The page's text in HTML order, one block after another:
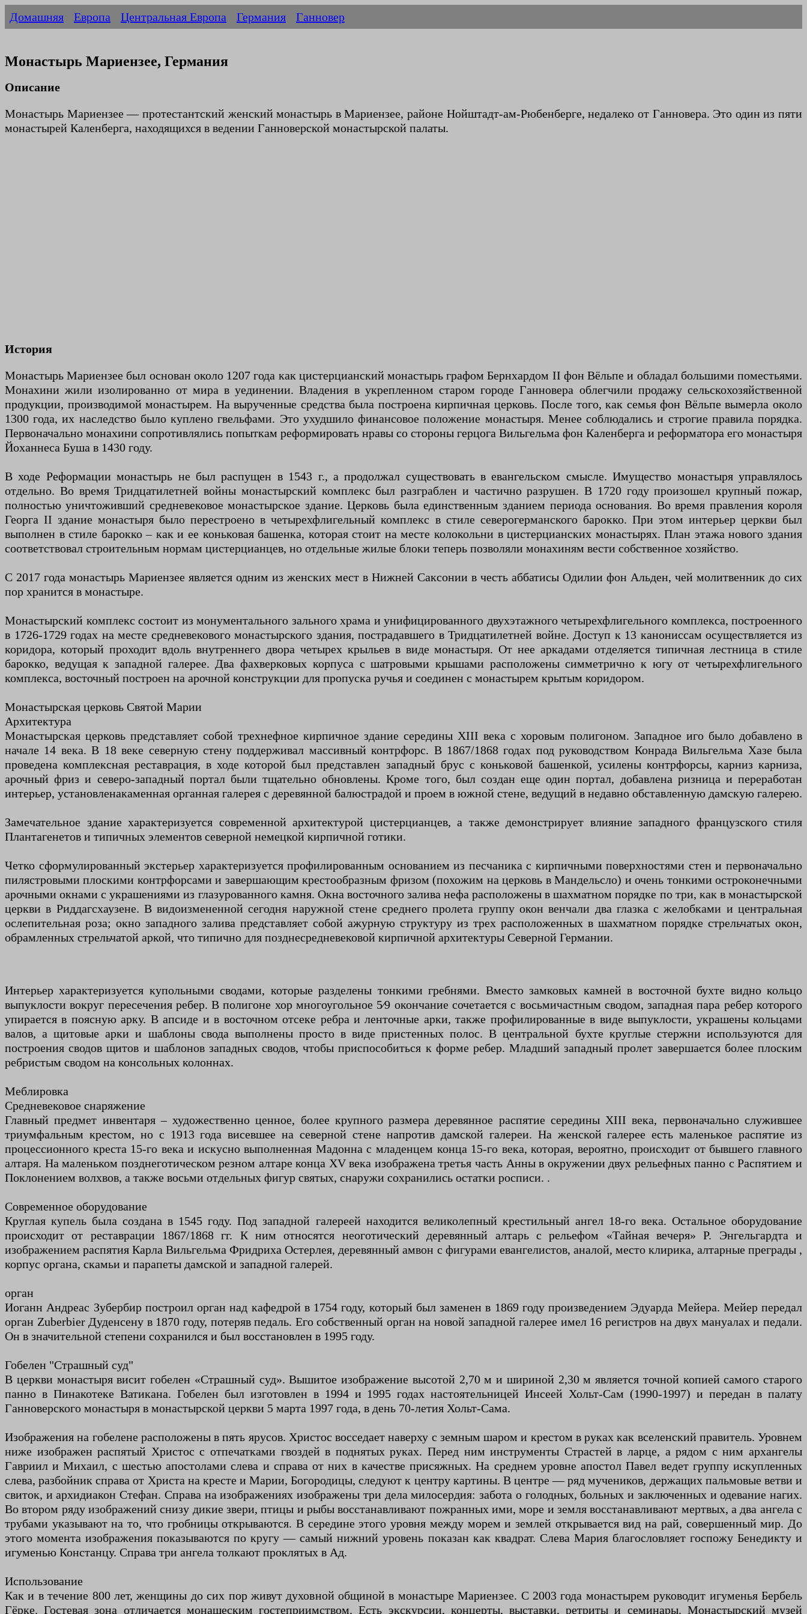
Домашняя Европа Центральная Европа Германия Ганновер
Монастырь Мариензее, Германия
Описание
Монастырь Мариензее — протестантский женский монастырь в Мариензее, районе Нойштадт-ам-Рюбенберге, недалеко от Ганновера. Это один из пяти
монастырей Каленберга, находящихся в ведении Ганноверской монастырской палаты.
История
Монастырь Мариензее был основан около 1207 года как цистерцианский монастырь графом Бернхардом II фон Вёльпе и обладал большими поместьями.
Монахини жили изолированно от мира в уединении. Владения в укрепленном старом городе Ганновера облегчили продажу сельскохозяйственной
продукции, производимой монастырем. На вырученные средства была построена кирпичная церковь. После того, как семья фон Вёльпе вымерла около
1300 года, их наследство было куплено гвельфами. Это ухудшило финансовое положение монастыря. Менее соблюдались и строгие правила порядка.
Первоначально монахини сопротивлялись попыткам реформировать нравы со стороны герцога Вильгельма фон Каленберга и реформатора его монастыря
Йоханнеса Буша в 1430 году.
В ходе Реформации монастырь не был распущен в 1543 г., а продолжал существовать в евангельском смысле. Имущество монастыря управлялось
отдельно. Во время Тридцатилетней войны монастырский комплекс был разграблен и частично разрушен. В 1720 году произошел крупный пожар,
полностью уничтоживший средневековое монастырское здание. Церковь была единственным зданием периода основания. Во время правления короля
Георга II здание монастыря было перестроено в четырехфлигельный комплекс в стиле северогерманского барокко. При этом интерьер церкви был
выполнен в стиле барокко – как и ее коньковая башенка, которая стоит на месте колокольни в цистерцианских монастырях. План этажа нового здания
соответствовал строительным нормам цистерцианцев, но отдельные жилые блоки теперь позволяли монахиням вести собственное хозяйство.
С 2017 года монастырь Мариензее является одним из женских мест в Нижней Саксонии в честь аббатисы Одилии фон Альден, чей молитвенник до сих
пор хранится в монастыре.
Монастырский комплекс состоит из монументального зального храма и унифицированного двухэтажного четырехфлигельного комплекса, построенного
в 1726-1729 годах на месте средневекового монастырского здания, пострадавшего в Тридцатилетней войне. Доступ к 13 канониссам осуществляется из
коридора, который проходит вдоль внутреннего двора четырех крыльев в виде монастыря. От нее аркадами отделяется типичная лестница в стиле
барокко, ведущая к западной галерее. Два фахверковых корпуса с шатровыми крышами расположены симметрично к югу от четырехфлигельного
комплекса, восточный построен на арочной конструкции для пропуска ручья и соединен с монастырем крытым коридором.
Монастырская церковь Святой Марии
Архитектура
Монастырская церковь представляет собой трехнефное кирпичное здание середины XIII века с хоровым полигоном. Западное иго было добавлено в
начале 14 века. В 18 веке северную стену поддерживал массивный контрфорс. В 1867/1868 годах под руководством Конрада Вильгельма Хазе была
проведена комплексная реставрация, в ходе которой был представлен западный брус с коньковой башенкой, усилены контрфорсы, карниз карниза,
арочный фриз и северо-западный портал были тщательно обновлены. Кроме того, был создан еще один портал, добавлена ​​ризница и переработан
интерьер, установлена ​​каменная органная галерея с деревянной балюстрадой и проем в южной стене, ведущий в недавно обставленную дамскую галерею.
Замечательное здание характеризуется современной архитектурой цистерцианцев, а также демонстрирует влияние западного французского стиля
Плантагенетов и типичных элементов северной немецкой кирпичной готики.
Четко сформулированный экстерьер характеризуется профилированным основанием из песчаника с кирпичными поверхностями стен и первоначально
пилястровыми плоскими контрфорсами и завершающим крестообразным фризом (похожим на церковь в Мандельсло) и очень тонкими остроконечными
арочными окнами с украшениями из глазурованного камня. Окна восточного залива нефа расположены в шахматном порядке по три, как в монастырской
церкви в Риддагсхаузене. В видоизмененной сегодня наружной стене среднего пролета группу окон венчали два глазка с желобками и центральная
ослепительная роза; окно западного залива представляет собой ажурную структуру из трех расположенных в шахматном порядке стрельчатых окон,
обрамленных стрельчатой ​​аркой, что типично для позднесредневековой кирпичной архитектуры Северной Германии.
Интерьер характеризуется купольными сводами, которые разделены тонкими гребнями. Вместо замковых камней в восточной бухте видно кольцо
выпуклости вокруг пересечения ребер. В полигоне хор многоугольное 5⁄9 окончание сочетается с восьмичастным сводом, западная пара ребер которого
упирается в поясную арку. В апсиде и в восточном отсеке ребра и ленточные арки, также профилированные в виде выпуклости, украшены кольцами
валов, а щитовые арки и шаблоны свода выполнены просто в виде пристенных полос. В центральной бухте круглые стержни используются для
построения сводов щитов и шаблонов западных сводов, чтобы приспособиться к форме ребер. Младший западный пролет завершается более плоским
ребристым сводом на консольных колоннах.
Меблировка
Средневековое снаряжение
Главный предмет инвентаря – художественно ценное, более крупного размера деревянное распятие середины XIII века, первоначально служившее
триумфальным крестом, но с 1913 года висевшее на северной стене напротив дамской галереи. На женской галерее есть маленькое распятие из
процессионного креста 15-го века и искусно выполненная Мадонна с младенцем конца 15-го века, которая, вероятно, происходит от бывшего главного
алтаря. На маленьком позднеготическом резном алтаре конца XV ​​века изображена третья часть Анны в окружении двух рельефных панно с Распятием и
Поклонением волхвов, а также восьми отдельных фигур святых, снаружи сохранились остатки росписи. .
Современное оборудование
Круглая купель была создана в 1545 году. Под западной галереей находится великолепный крестильный ангел 18-го века. Остальное оборудование
происходит от реставрации 1867/1868 гг. К ним относятся неоготический деревянный алтарь с рельефом «Тайная вечеря» Р. Энгельгардта и
изображением распятия Карла Вильгельма Фридриха Остерлея, деревянный амвон с фигурами евангелистов, аналой, место клирика, алтарные преграды ,
корпус органа, скамьи и парапеты дамской и западной галерей.
орган
Иоганн Андреас Зубербир построил орган над кафедрой в 1754 году, который был заменен в 1869 году произведением Эдуарда Мейера. Мейер передал
орган Zuberbier Дуденсену в 1870 году, потеряв педаль. Его собственный орган на новой западной галерее имел 16 регистров на двух мануалах и педали.
Он в значительной степени сохранился и был восстановлен в 1995 году.
Гобелен "Страшный суд"
В церкви монастыря висит гобелен «Страшный суд». Вышитое изображение высотой 2,70 м и шириной 2,30 м является точной копией самого старого
панно в Пинакотеке Ватикана. Гобелен был изготовлен в 1994 и 1995 годах настоятельницей Инсеей Хольт-Сам (1990-1997) и передан в палату
Ганноверского монастыря в монастырской церкви 5 марта 1997 года, в день 70-летия Хольт-Сама.
Изображения на гобелене расположены в пять ярусов. Христос восседает наверху с земным шаром и крестом в руках как вселенский правитель. Уровнем
ниже изображен распятый Христос с отпечатками гвоздей в поднятых руках. Перед ним инструменты Страстей в ларце, а рядом с ним архангелы
Гавриил и Михаил, с шестью апостолами слева и справа от них в качестве присяжных. На среднем уровне апостол Павел ведет группу искупленных
слева, разбойник справа от Христа на кресте и Марии, Богородицы, следуют к центру картины. В центре — ряд мучеников, держащих пальмовые ветви и
свиток, и архидиакон Стефан. Справа на изображениях изображены три дела милосердия: забота о голодных, больных и заключенных и одевание нагих.
Во втором ряду изображений снизу дикие звери, птицы и рыбы восстанавливают пожранных ими, море и земля восстанавливают мертвых, а два ангела с
трубами указывают на то, что гробницы открываются. В середине этого уровня между морем и землей открывается вид на рай, совершенный мир. До
этого момента изображения показываются по кругу — самый нижний уровень показан как квадрат. Слева Мария благословляет госпожу Бенедикту и
игуменью Констанцу. Справа три ангела толкают проклятых в Ад.
Использование
Как и в течение 800 лет, женщины до сих пор живут духовной общиной в монастыре Мариензее. С 2003 года монастырем руководит игуменья Бербель
Гёрке. Гостевая зона отличается монашеским гостеприимством. Есть экскурсии, концерты, выставки, ретриты и семинары. Монастырский музей